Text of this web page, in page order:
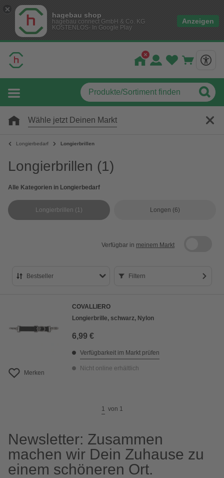
hagebau shop
hagebau connect GmbH & Co. KG
KOSTENLOS- In Google Play
Anzeigen
Wähle jetzt Deinen Markt
Longierbedarf Longierbrillen
Longierbrillen (1)
Alle Kategorien in Longierbedarf
Longierbrillen (1) Longen (6)
Verfügbar in meinem Markt
Bestseller
Preis aufsteigend
Preis absteigend
Filtern
Merken
COVALLIERO
Longierbrille, schwarz, Nylon
6,99 €
Verfügbarkeit im Markt prüfen
Nicht online erhältlich
1 von 1
Newsletter: Zusammen
machen wir Dein Zuhause zu
einem schöneren Ort.